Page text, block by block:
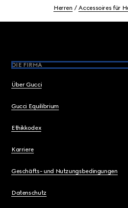
Herren Accessoires für
DIE FIRMA
Über Gucci
Gucci Equilibrium
Ethikkodex
Karriere
Geschäfts- und Nutzungsbedingungen
Datenschutz